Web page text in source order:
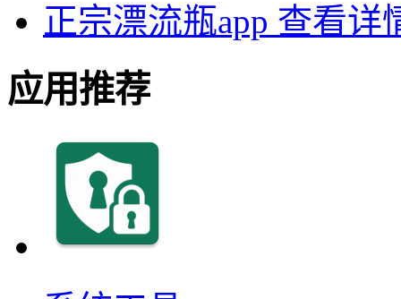
正宗漂流瓶app 查看详
应用推荐